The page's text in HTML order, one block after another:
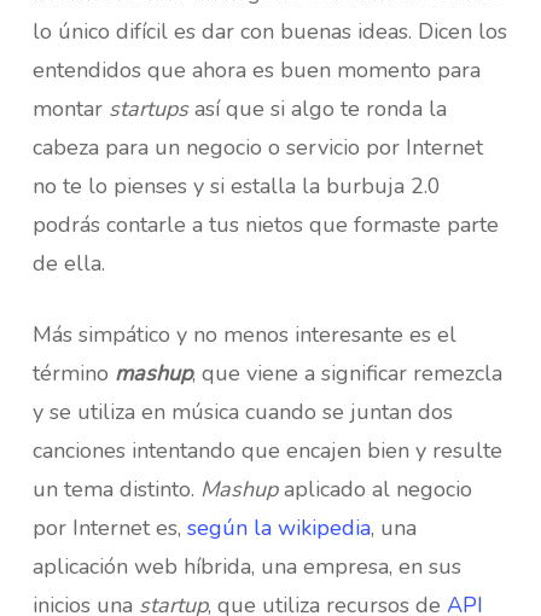
lo único difícil es dar con buenas ideas. Dicen los
entendidos que ahora es buen momento para
montar startupsasí que si algo te ronda la
cabeza para un negocio o servicio por Internet
no te lo pienses y si estalla la burbuja 2.0
podrás contarle a tus nietos que formaste parte
de ella.
Más simpático y no menos interesante es el
término mashup, que viene a significar remezcla
y se utiliza en música cuando se juntan dos
canciones intentando que encajen bien y resulte
un tema distinto. Mashupaplicado al negocio
por Internet es, según la wikipedia, una
aplicación web híbrida, una empresa, en sus
inicios una startup, que utiliza recursos de API